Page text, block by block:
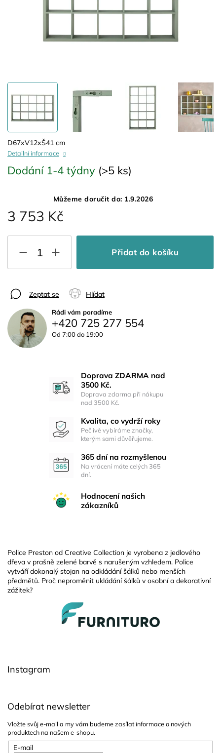
3 753 Kč
Dodání 1-4 týdny (>5 ks)
Můžeme doručit do: 1.9.2026
Přidat do košíku
D67xV12xŠ41 cm
Detailní informace
Zeptat se Hlídat
Rádi vám poradíme
+420 725 277 554
Od 7:00 do 19:00
Doprava ZDARMA nad
3500 Kč.
Doprava zdarma při nákupu
nad 3500 Kč.
Kvalita, co vydrží roky
Pečlivě vybíráme značky,
kterým sami důvěřujeme.
365 dní na rozmyšlenou
Na vrácení máte celých 365
dní.
Hodnocení našich
zákazníků
Police Preston od Creative Collection je vyrobena z jedlového
dřeva v prašně zelené barvě s narušeným vzhledem. Police
vytváří dokonalý stojan na odkládání šálků nebo menších
předmětů. Proč neproměnit ukládání šálků v osobní a dekorativní
zážitek?
Instagram
Odebírat newsletter
Vložte svůj e-mail a my vám budeme zasílat informace o nových
produktech na našem e-shopu.
E-mail